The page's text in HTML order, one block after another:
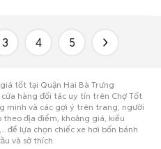
3 4 5
giá tốt tại Quận Hai Bà Trưng
hàng đối tác uy tín trên Chợ Tốt
minh và các gợi ý trên trang, người
địa điểm, khoảng giá, kiểu
để lựa chọn chiếc xe hơi bốn bánh
và sở thích.